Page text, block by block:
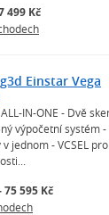
499 Kč
Einstar Vega
IN-ONE - Dvě
výpočetní systém
jednom - VCSEL
75 595 Kč